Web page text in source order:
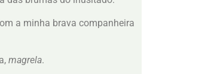
a minha brava companheira
magrela.